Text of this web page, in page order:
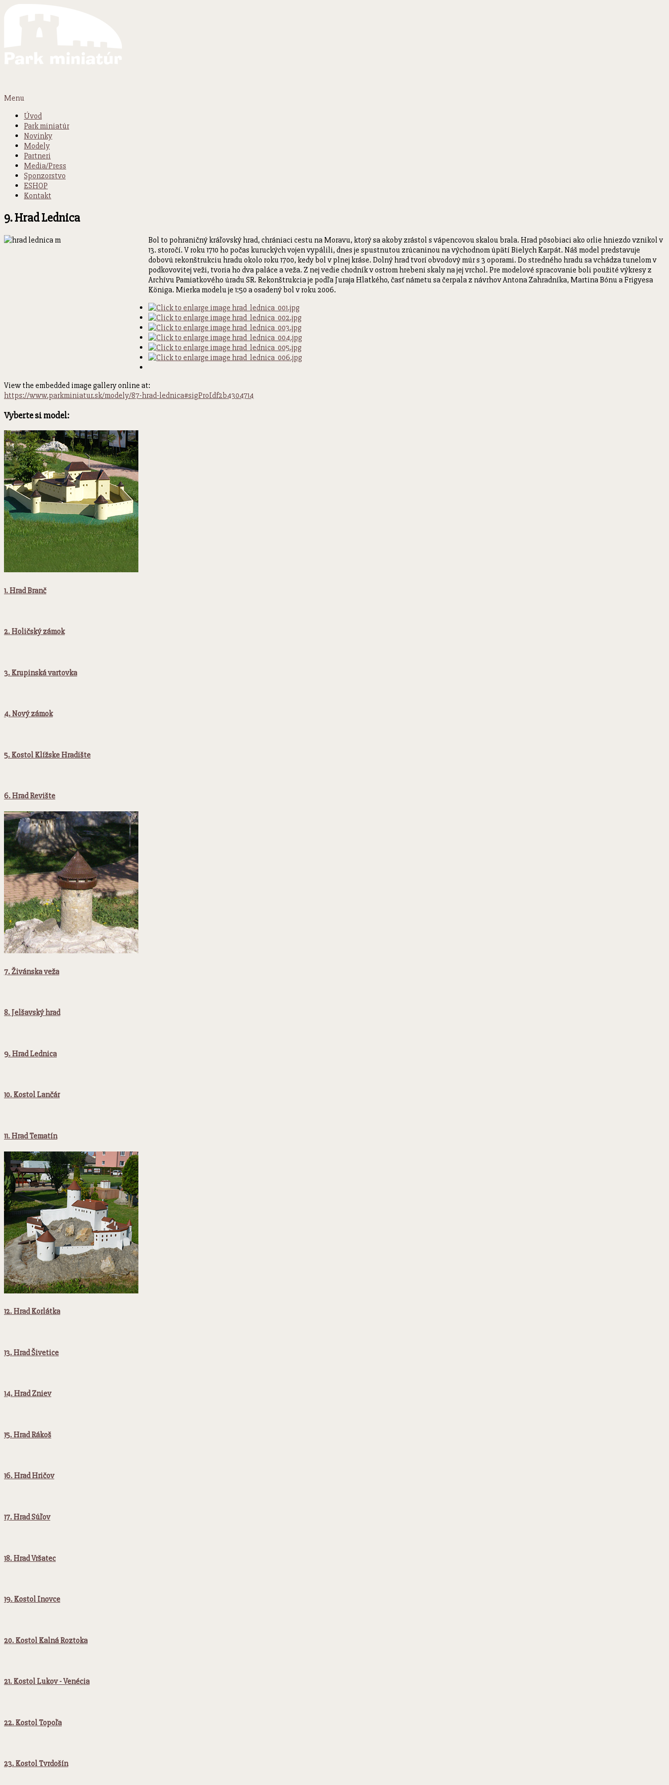
Menu
Úvod
Park miniatúr
Novinky
Modely
Partneri
Media/Press
Sponzorstvo
ESHOP
Kontakt
9. Hrad Lednica
Bol to pohraničný kráľovský hrad, chrániaci cestu na Moravu, ktorý sa akoby zrástol s vápencovou skalou brala. Hrad pôsobiaci ako orlie hniezdo vznikol v
13. storočí. V roku 1710 ho počas kuruckých vojen vypálili, dnes je spustnutou zrúcaninou na východnom úpätí Bielych Karpát. Náš model predstavuje
dobovú rekonštrukciu hradu okolo roku 1700, kedy bol v plnej kráse. Dolný hrad tvorí obvodový múr s 3 oporami. Do stredného hradu sa vchádza tunelom v
podkovovitej veži, tvoria ho dva paláce a veža. Z nej vedie chodník v ostrom hrebeni skaly na jej vrchol. Pre modelové spracovanie boli použité výkresy z
Archívu Pamiatkového úradu SR. Rekonštrukcia je podľa Juraja Hlatkého, časť námetu sa čerpala z návrhov Antona Zahradníka, Martina Bónu a Frigyesa
Königa. Mierka modelu je 1:50 a osadený bol v roku 2006.
View the embedded image gallery online at:
https://www.parkminiatur.sk/modely/87-hrad-lednica#sigProIdf2b4304714
Vyberte si model:
1. Hrad Branč
2. Holičský zámok
3. Krupinská vartovka
4. Nový zámok
5. Kostol Klížske Hradište
6. Hrad Revište
7. Živánska veža
8. Jelšavský hrad
9. Hrad Lednica
10. Kostol Lančár
11. Hrad Tematín
12. Hrad Korlátka
13. Hrad Šivetice
14. Hrad Zniev
15. Hrad Rákoš
16. Hrad Hričov
17. Hrad Súľov
18. Hrad Vršatec
19. Kostol Inovce
20. Kostol Kalná Roztoka
21. Kostol Lukov - Venécia
22. Kostol Topoľa
23. Kostol Tvrdošín